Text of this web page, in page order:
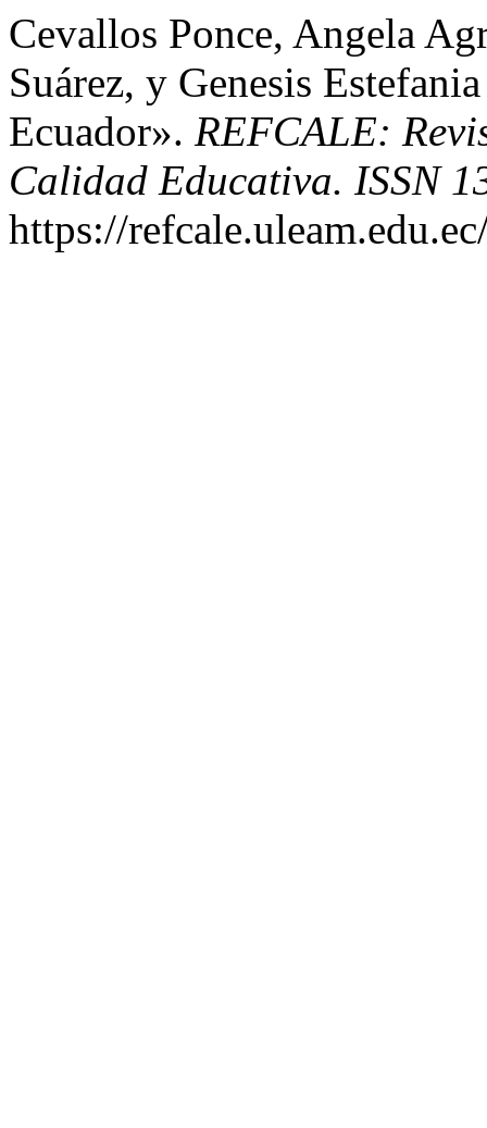
Cevallos Ponce, Angela
Suárez, y Genesis
Ecuador». REFCALE:
Calidad Educativa. ISSN
https://